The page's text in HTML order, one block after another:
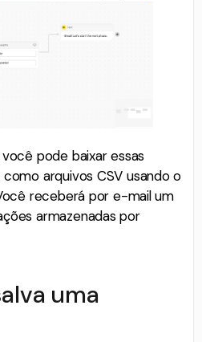
pode baixar essas
arquivos CSV usando o
receberá por e-mail um
armazenadas por
uma